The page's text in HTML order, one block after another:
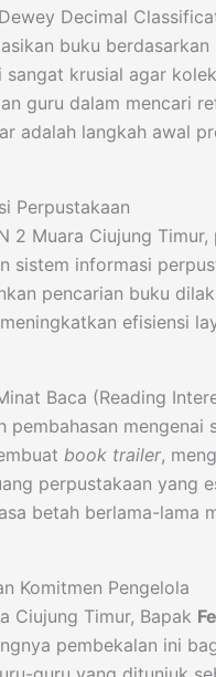
Decimal
buku berdasarkan
sangat krusial agar
guru dalam mencari
adalah langkah awal
Perpustakaan
2 Muara Ciujung
sistem informasi
pencarian buku
efisiensi
Baca (Reading
mengenai
book trailer,
perpustakaan yang
betah berlama-lama
Komitmen Pengelola
Ciujung Timur, Bapak
pembekalan ini